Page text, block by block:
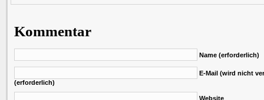
Kommentar
Name (erforderlich)
E-Mail (wird nicht
(erforderlich)
Website